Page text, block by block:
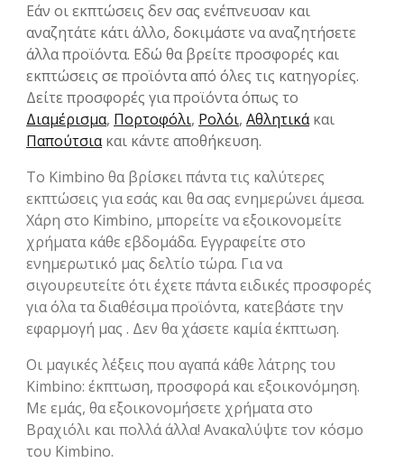
Εάν οι εκπτώσεις δεν σας ενέπνευσαν και
αναζητάτε κάτι άλλο, δοκιμάστε να αναζητήσετε
άλλα προϊόντα. Εδώ θα βρείτε προσφορές και
εκπτώσεις σε προϊόντα από όλες τις κατηγορίες.
Δείτε προσφορές για προϊόντα όπως το
Διαμέρισμα, Πορτοφόλι, Ρολόι, Αθλητικάκαι
Παπούτσιακαι κάντε αποθήκευση.
Το Kimbino θα βρίσκει πάντα τις καλύτερες
εκπτώσεις για εσάς και θα σας ενημερώνει άμεσα.
Χάρη στο Kimbino, μπορείτε να εξοικονομείτε
χρήματα κάθε εβδομάδα. Εγγραφείτε στο
ενημερωτικό μας δελτίο τώρα. Για να
σιγουρευτείτε ότι έχετε πάντα ειδικές προσφορές
για όλα τα διαθέσιμα προϊόντα, κατεβάστε την
εφαρμογή μας . Δεν θα χάσετε καμία έκπτωση.
Οι μαγικές λέξεις που αγαπά κάθε λάτρης του
Kimbino: έκπτωση, προσφορά και εξοικονόμηση.
Με εμάς, θα εξοικονομήσετε χρήματα στο
Βραχιόλι και πολλά άλλα! Ανακαλύψτε τον κόσμο
του Kimbino.